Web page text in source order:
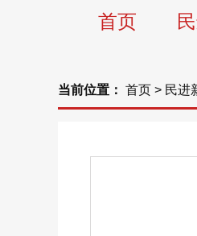
首页
当前位置： 首页 > 民进